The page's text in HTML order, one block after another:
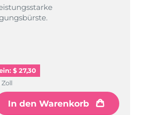
$ 27,30
In den Warenkorb
In den Warenkorb